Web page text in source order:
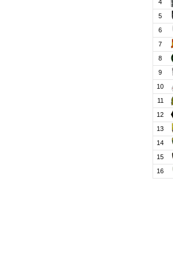
4
5
6
7
8
9
10
11
12
13
14
15
16